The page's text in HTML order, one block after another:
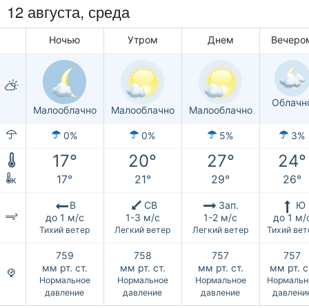
12 августа, среда
Ночью Утром Днем
Малооблачно Малооблачно Малооблачно
0% 0% 5% 3%
17° 20° 27° 24°
к 17° 21° 29° 26°
В
до 1 м/с
Тихий ветер
СВ
1-3 м/с
Легкий ветер
Зап.
1-2 м/с
Легкий ветер
Ю
до 1 м/
Тихий
759
мм рт. ст.
Нормальное
давление
758
мм рт. ст.
Нормальное
давление
757
мм рт. ст.
Нормальное
давление
757
мм рт.